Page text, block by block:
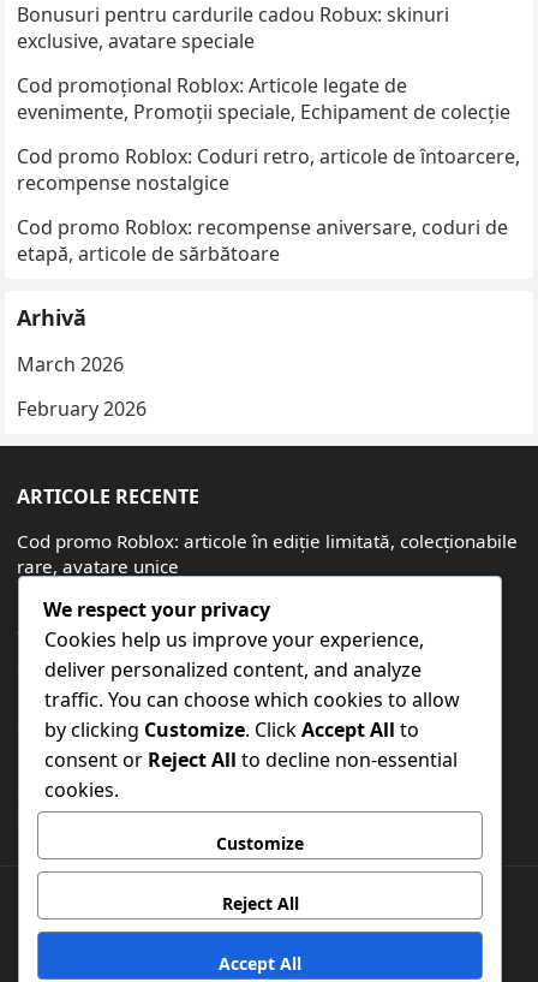
Bonusuri pentru cardurile cadou Robux: skinuri
exclusive, avatare speciale
Cod promoțional Roblox: Articole legate de
evenimente, Promoții speciale, Echipament de colecție
Cod promo Roblox: Coduri retro, articole de întoarcere,
recompense nostalgice
Cod promo Roblox: recompense aniversare, coduri de
etapă, articole de sărbătoare
Arhivă
March 2026
February 2026
ARTICOLE RECENTE
Cod promo Roblox: articole în ediție limitată, colecționabile
rare, avatare unice
Bonusuri pentru cardurile cadou Robux: skinuri exclusive,
avatare speciale
Cod promoțional Roblox: Articole legate de evenimente,
Promoții speciale, Echipament de colecție
Cod promo Roblox: Coduri retro, articole de întoarcere,
recompense nostalgice
Cod promo Roblox: recompense aniversare, coduri de
etapă, articole de sărbătoare
POLITICA DE PROTECȚIE A DATELOR
TERMENI ȘI CONDIȚII
DESPRE
CONTACTEAZĂ-NE
© 2026dump.ro-WordPress Blog ThemebyWPEnjoy
We respect your privacy
Cookies help us improve your experience,
deliver personalized content, and analyze
traffic. You can choose which cookies to allow
by clicking Customize. ClickAccept All to
consent or Reject All to decline non-essential
cookies.
Customize
Reject All
Accept All